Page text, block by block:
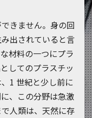
きません。身の回
出されていると言
材料の一つにプラ
してのプラスチッ
1 世紀と少し前に
、この分野は急激
人類は、天然に存